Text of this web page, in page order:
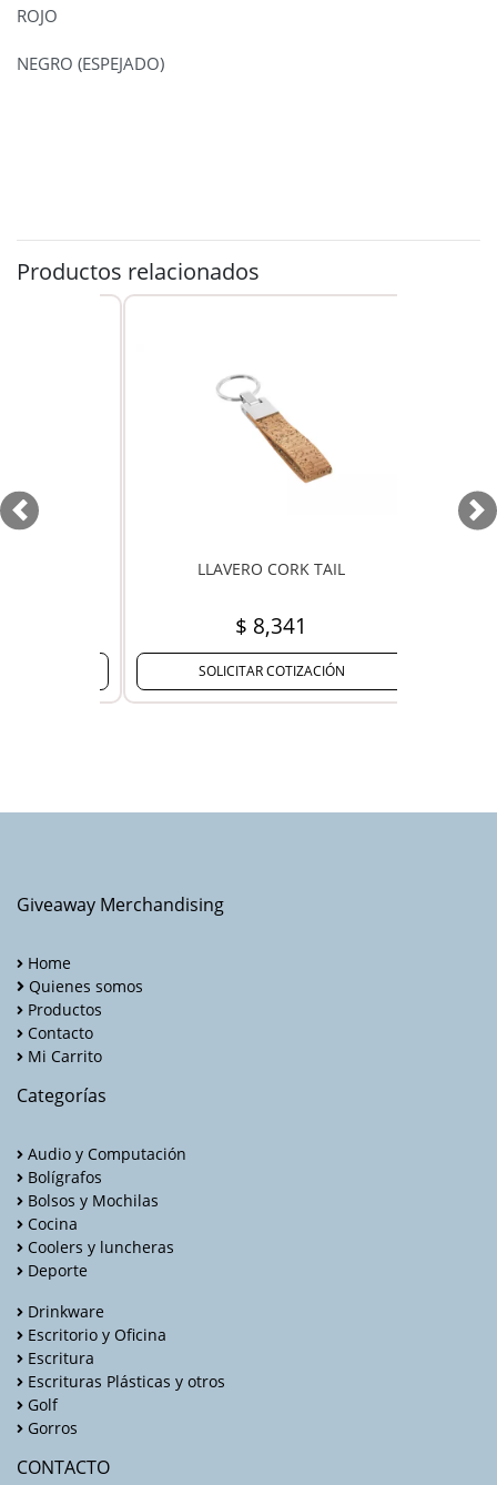
ROJO
NEGRO (ESPEJADO)
Productos relacionados
Previous
​LLAVERO CORK TAIL
$ 8,341
SOLICITAR COTIZACIÓN
Giveaway Merchandising
Home
Quienes somos
Productos
Contacto
Mi Carrito
Categorías
Audio y Computación
Bolígrafos
Bolsos y Mochilas
Cocina
Coolers y luncheras
Deporte
Drinkware
Escritorio y Oficina
Escritura
Escrituras Plásticas y otros
Golf
Gorros
CONTACTO